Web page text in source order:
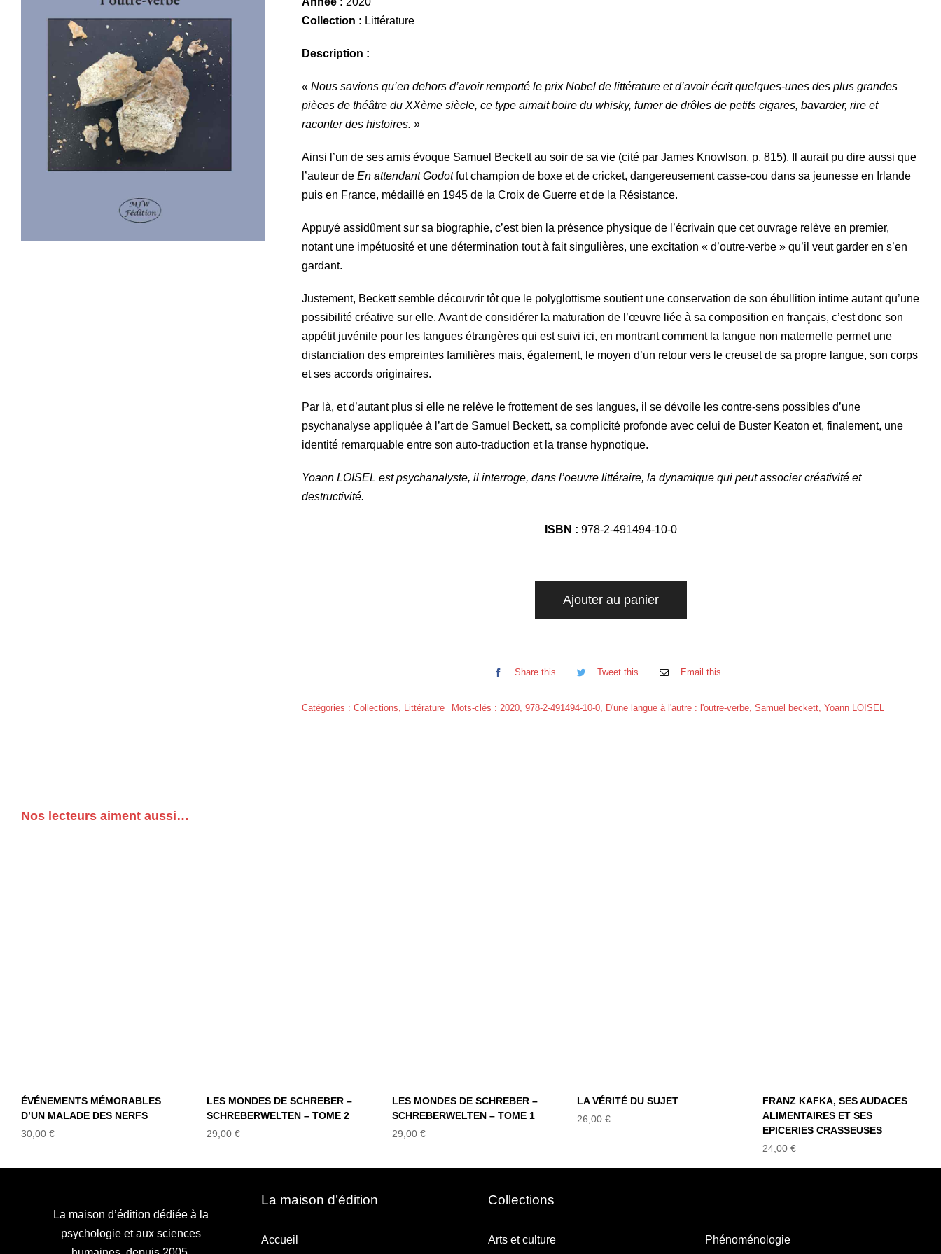
Collection : Littérature
Description :
« Nous savions qu’en dehors d’avoir remporté le prix Nobel de littérature et d’avoir écrit quelques-unes des plus grandes
pièces de théâtre du XXème siècle, ce type aimait boire du whisky, fumer de drôles de petits cigares, bavarder, rire et
raconter des histoires. »
Ainsi l’un de ses amis évoque Samuel Beckett au soir de sa vie (cité par James Knowlson, p. 815). Il aurait pu dire aussi que
l’auteur de En attendant Godotfut champion de boxe et de cricket, dangereusement casse-cou dans sa jeunesse en Irlande
puis en France, médaillé en 1945 de la Croix de Guerre et de la Résistance.
Appuyé assidûment sur sa biographie, c’est bien la présence physique de l’écrivain que cet ouvrage relève en premier,
notant une impétuosité et une détermination tout à fait singulières, une excitation « d’outre-verbe » qu’il veut garder en s’en
gardant.
Justement, Beckett semble découvrir tôt que le polyglottisme soutient une conservation de son ébullition intime autant qu’une
possibilité créative sur elle. Avant de considérer la maturation de l’œuvre liée à sa composition en français, c’est donc son
appétit juvénile pour les langues étrangères qui est suivi ici, en montrant comment la langue non maternelle permet une
distanciation des empreintes familières mais, également, le moyen d’un retour vers le creuset de sa propre langue, son corps
et ses accords originaires.
Par là, et d’autant plus si elle ne relève le frottement de ses langues, il se dévoile les contre-sens possibles d’une
psychanalyse appliquée à l’art de Samuel Beckett, sa complicité profonde avec celui de Buster Keaton et, finalement, une
identité remarquable entre son auto-traduction et la transe hypnotique.
Yoann LOISEL est psychanalyste, il interroge, dans l’oeuvre littéraire, la dynamique qui peut associer créativité et
destructivité.
ISBN : 978-2-491494-10-0
Ajouter au panier
Share this Tweet this Email this
Catégories : Collections Littérature Mots-clés : 2020, 978-2-491494-10-0, D'une langue à l'autre : l'outre-verbe, Samuel beckett, Yoann LOISEL
Nos lecteurs aiment aussi…
ÉVÉNEMENTS MÉMORABLES
D’UN MALADE DES NERFS
30,00 €
LES MONDES DE SCHREBER –
SCHREBERWELTEN – TOME 2
29,00 €
LES MONDES DE SCHREBER –
SCHREBERWELTEN – TOME 1
29,00 €
LA VÉRITÉ DU SUJET
26,00€
FRANZ KAFKA, SES AUDACES
ALIMENTAIRES ET SES
EPICERIES CRASSEUSES
24,00€
La maison d’édition dédiée à la
psychologie et aux sciences
La maison d’édition
Accueil
Collections
Arts et culture Phénoménologie